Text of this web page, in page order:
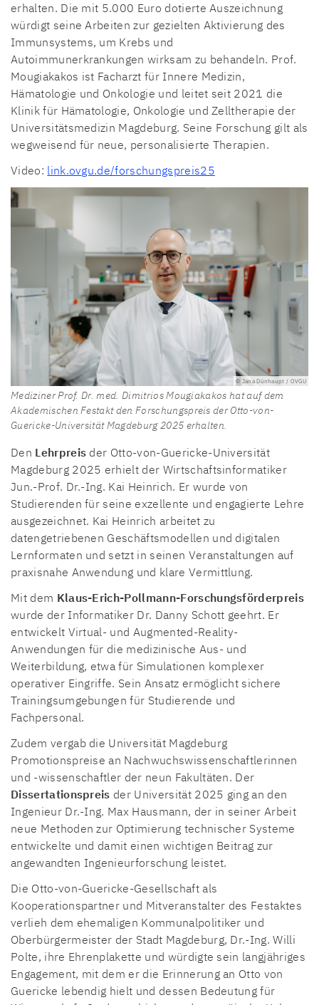
erhalten. Die mit 5.000 Euro dotierte Auszeichnung
würdigt seine Arbeiten zur gezielten Aktivierung des
Immunsystems, um Krebs und
Autoimmunerkrankungen wirksam zu behandeln. Prof.
Mougiakakos ist Facharzt für Innere Medizin,
Hämatologie und Onkologie und leitet seit 2021 die
Klinik für Hämatologie, Onkologie und Zelltherapie der
Universitätsmedizin Magdeburg. Seine Forschung gilt als
wegweisend für neue, personalisierte Therapien.
Video: link.ovgu.de/forschungspreis25
© Jana Dünhaupt / OVGU
Mediziner Prof. Dr. med. Dimitrios Mougiakakos hat auf dem
Akademischen Festakt den Forschungspreis der Otto-von-
Guericke-Universität Magdeburg 2025 erhalten.
Den Lehrpreis der Otto-von-Guericke-Universität
Magdeburg 2025 erhielt der Wirtschaftsinformatiker
Jun.-Prof. Dr.-Ing. Kai Heinrich. Er wurde von
Studierenden für seine exzellente und engagierte Lehre
ausgezeichnet. Kai Heinrich arbeitet zu
datengetriebenen Geschäftsmodellen und digitalen
Lernformaten und setzt in seinen Veranstaltungen auf
praxisnahe Anwendung und klare Vermittlung.
Mit dem Klaus-Erich-Pollmann-Forschungsförderpreis
wurde der Informatiker Dr. Danny Schott geehrt. Er
entwickelt Virtual- und Augmented-Reality-
Anwendungen für die medizinische Aus- und
Weiterbildung, etwa für Simulationen komplexer
operativer Eingriffe. Sein Ansatz ermöglicht sichere
Trainingsumgebungen für Studierende und
Fachpersonal.
Zudem vergab die Universität Magdeburg
Promotionspreise an Nachwuchswissenschaftlerinnen
und -wissenschaftler der neun Fakultäten. Der
Dissertationspreis der Universität 2025 ging an den
Ingenieur Dr.-Ing. Max Hausmann, der in seiner Arbeit
neue Methoden zur Optimierung technischer Systeme
entwickelte und damit einen wichtigen Beitrag zur
angewandten Ingenieurforschung leistet.
Die Otto-von-Guericke-Gesellschaft als
Kooperationspartner und Mitveranstalter des Festaktes
verlieh dem ehemaligen Kommunalpolitiker und
Oberbürgermeister der Stadt Magdeburg, Dr.-Ing. Willi
Polte, ihre Ehrenplakette und würdigte sein langjähriges
Engagement, mit dem er die Erinnerung an Otto von
Guericke lebendig hielt und dessen Bedeutung für